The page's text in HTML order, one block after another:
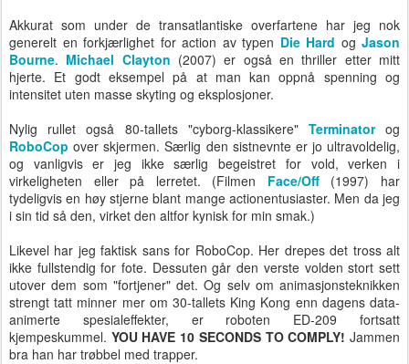
Akkurat som under de transatlantiske overfartene har jeg nok
generelt en forkjærlighet for action av typen Die Hard og Jason
Bourne. Michael Clayton (2007) er også en thriller etter mitt
hjerte. Et godt eksempel på at man kan oppnå spenning og
intensitet uten masse skyting og eksplosjoner.
Nylig rullet også 80-tallets "cyborg-klassikere" Terminatorog
RoboCop over skjermen. Særlig den sistnevnte er jo ultravoldelig,
og vanligvis er jeg ikke særlig begeistret for vold, verken i
virkeligheten eller på lerretet. (Filmen Face/Off(1997) har
tydeligvis en høy stjerne blant mange actionentusiaster. Men da jeg
i sin tid så den, virket den altfor kynisk for min smak.)
Likevel har jeg faktisk sans for RoboCop. Her drepes det tross alt
ikke fullstendig for fote. Dessuten går den verste volden stort sett
utover dem som "fortjener" det. Og selv om animasjonsteknikken
strengt tatt minner mer om 30-tallets King Kong enn dagens data-
animerte spesialeffekter, er roboten ED-209 fortsatt
kjempeskummel. YOU HAVE 10 SECONDS TO COMPLY! Jammen
bra han har trøbbel med trapper.